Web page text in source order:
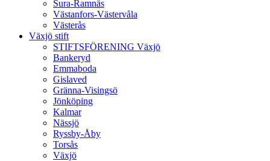
Sura-Ramnäs
Västanfors-Västervåla
Västerås
Växjö stift
STIFTSFÖRENING Växjö
Bankeryd
Emmaboda
Gislaved
Gränna-Visingsö
Jönköping
Kalmar
Nässjö
Ryssby-Åby
Torsås
Växjö